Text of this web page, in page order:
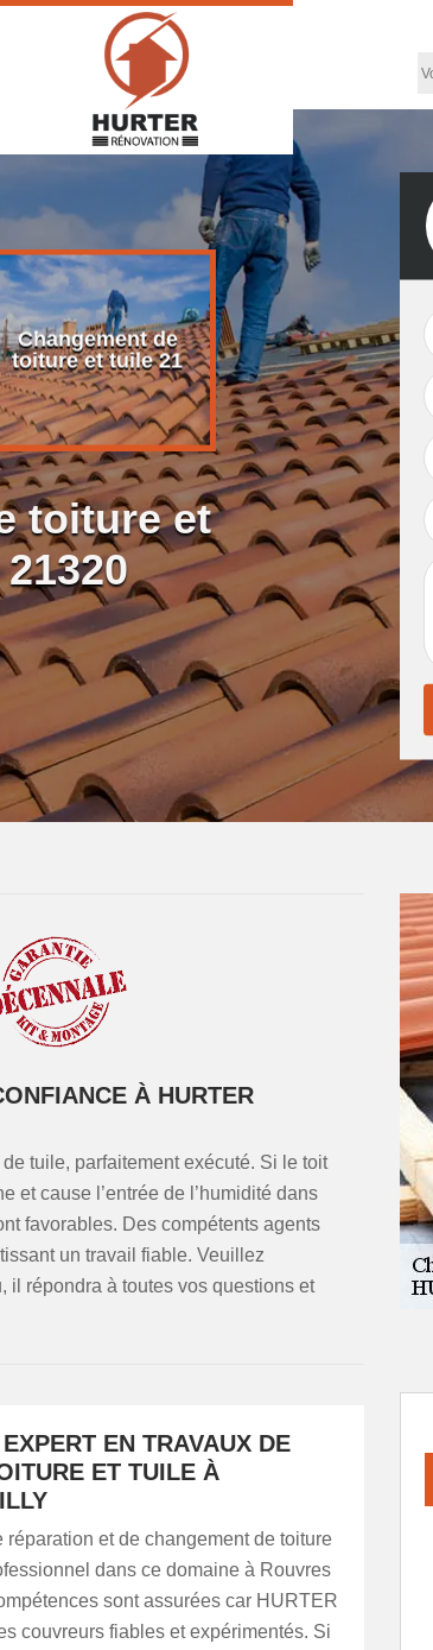
Changement de
toiture et tuile 21
Rénovation de
toiture 21
toiture et
À HURTER
tuile, parfaitement exécuté. Si le toit
et cause l’entrée de l’humidité dans
favorables. Des compétents agents
un travail fiable. Veuillez
répondra à toutes vos questions et
EN TRAVAUX DE
ET TUILE À
réparation et de changement de toiture
dans ce domaine à Rouvres
sont assurées car HURTER
couvreurs fiables et expérimentés. Si